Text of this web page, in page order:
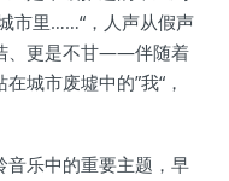
市里……“，人声从假声
、更是不甘——伴随着
城市废墟中的”我“，
音乐中的重要主题，早